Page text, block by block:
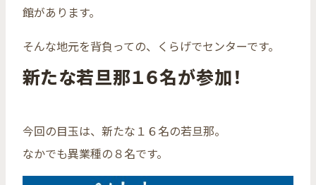
館があります。
そんな地元を背負っての、くらげでセンターです。
新たな若旦那１６名が参加！
今回の目玉は、新たな１６名の若旦那。
なかでも異業種の８名です。